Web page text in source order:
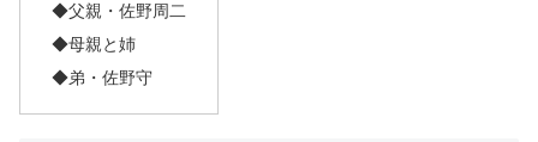
◆父親・佐野周二
◆母親と姉
◆弟・佐野守